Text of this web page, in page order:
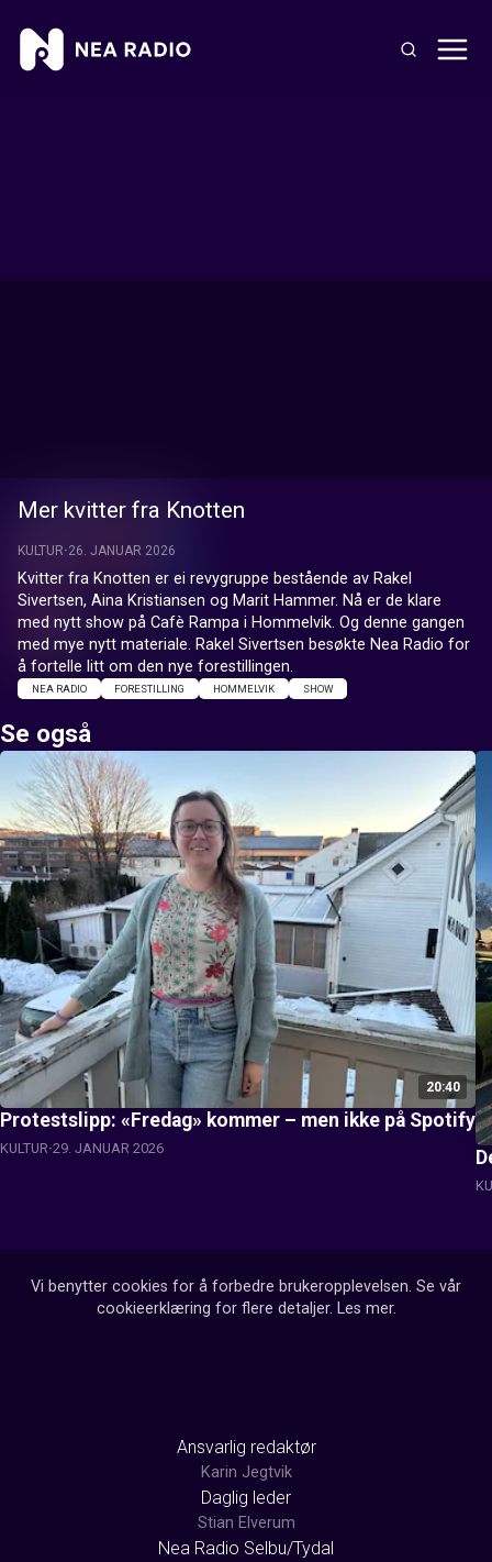
Mer kvitter fra Knotten
KULTUR 26. JANUAR 2026
Kvitter fra Knotten er ei revygruppe bestående av Rakel
Sivertsen, Aina Kristiansen og Marit Hammer. Nå er de klare
med nytt show på Cafè Rampa i Hommelvik. Og denne gangen
med mye nytt materiale. Rakel Sivertsen besøkte Nea Radio for
å fortelle litt om den nye forestillingen.
NEA RADIO FORESTILLING HOMMELVIK SHOW
Se også
20:40
Protestslipp: «Fredag» kommer – men ikke på Spotify
KULTUR 29. JANUAR 2026
Vi benytter cookies for å forbedre brukeropplevelsen. Se vår
cookieerklæring for flere detaljer. Les mer.
Ansvarlig redaktør
Karin Jegtvik
Daglig leder
Stian Elverum
Nea Radio Selbu/Tydal